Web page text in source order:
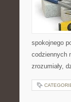
spokojnego
codziennych
zrozumiały,